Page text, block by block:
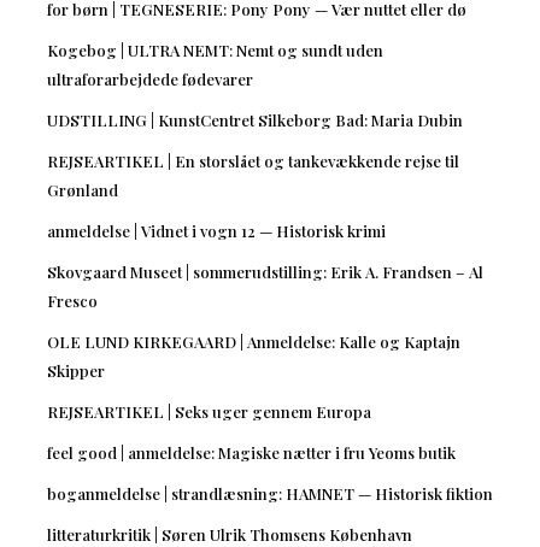
for børn | TEGNESERIE: Pony Pony — Vær nuttet eller dø
Kogebog | ULTRA NEMT: Nemt og sundt uden
ultraforarbejdede fødevarer
UDSTILLING | KunstCentret Silkeborg Bad: Maria Dubin
REJSEARTIKEL | En storslået og tankevækkende rejse til
Grønland
anmeldelse | Vidnet i vogn 12 — Historisk krimi
Skovgaard Museet | sommerudstilling: Erik A. Frandsen – Al
Fresco
OLE LUND KIRKEGAARD | Anmeldelse: Kalle og Kaptajn
Skipper
REJSEARTIKEL | Seks uger gennem Europa
feel good | anmeldelse: Magiske nætter i fru Yeoms butik
boganmeldelse | strandlæsning: HAMNET — Historisk fiktion
litteraturkritik | Søren Ulrik Thomsens København